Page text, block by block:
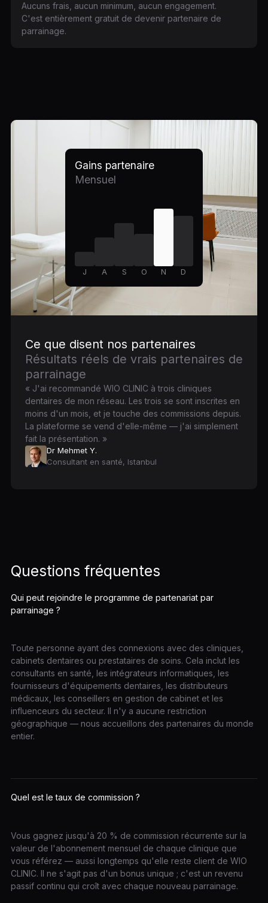
Aucuns frais, aucun minimum, aucun engagement.
C'est entièrement gratuit de devenir partenaire de
parrainage.
Gains partenaire
Mensuel
J A S O N D
Ce que disent nos partenaires
Résultats réels de vrais partenaires de
parrainage
« J'ai recommandé WIO CLINIC à trois cliniques
dentaires de mon réseau. Les trois se sont inscrites en
moins d'un mois, et je touche des commissions depuis.
La plateforme se vend d'elle-même — j'ai simplement
fait la présentation. »
Dr Mehmet Y.
Consultant en santé, Istanbul
Questions fréquentes
Qui peut rejoindre le programme de partenariat par
parrainage ?
Toute personne ayant des connexions avec des cliniques,
cabinets dentaires ou prestataires de soins. Cela inclut les
consultants en santé, les intégrateurs informatiques, les
fournisseurs d'équipements dentaires, les distributeurs
médicaux, les conseillers en gestion de cabinet et les
influenceurs du secteur. Il n'y a aucune restriction
géographique — nous accueillons des partenaires du monde
entier.
Quel est le taux de commission ?
Vous gagnez jusqu'à 20 % de commission récurrente sur la
valeur de l'abonnement mensuel de chaque clinique que
vous référez — aussi longtemps qu'elle reste client de WIO
CLINIC. Il ne s'agit pas d'un bonus unique ; c'est un revenu
passif continu qui croît avec chaque nouveau parrainage.